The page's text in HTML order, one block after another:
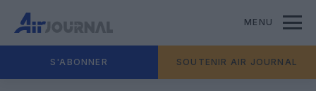
MENU
S'ABONNER SOUTENIR AIR JOURNAL